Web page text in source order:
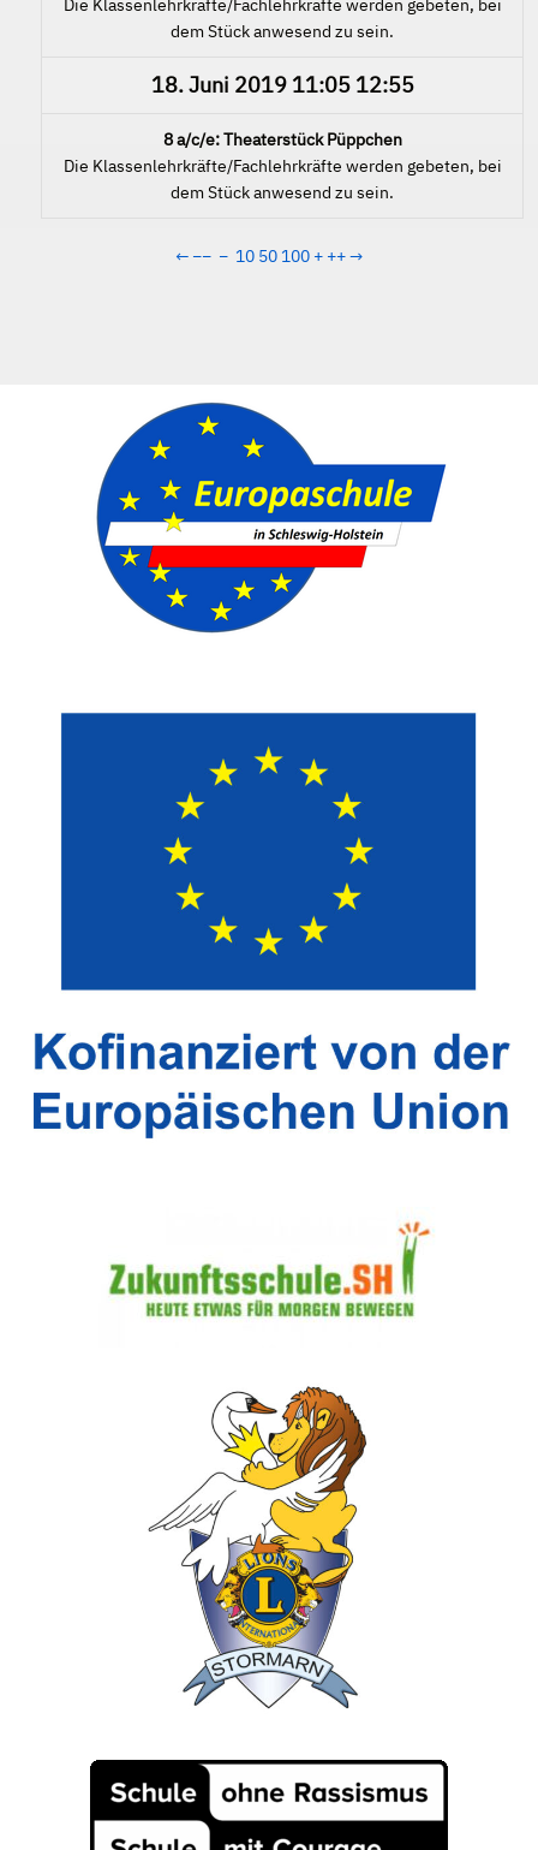
Die Klassenlehrkräfte/Fachlehrkräfte werden gebeten, bei
dem Stück anwesend zu sein.
18. Juni 201911:05 12:55
8 a/c/e: Theaterstück Püppchen
Die Klassenlehrkräfte/Fachlehrkräfte werden gebeten, bei
dem Stück anwesend zu sein.
← −− − 10 50 100 + ++→